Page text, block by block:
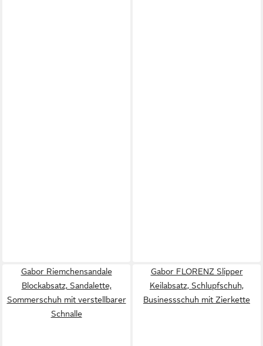
Gabor Riemchensandale
Blockabsatz, Sandalette,
Sommerschuh mit verstellbarer
Schnalle
Gabor FLORENZ Slipper
Keilabsatz, Schlupfschuh,
Businessschuh mit Zierkette